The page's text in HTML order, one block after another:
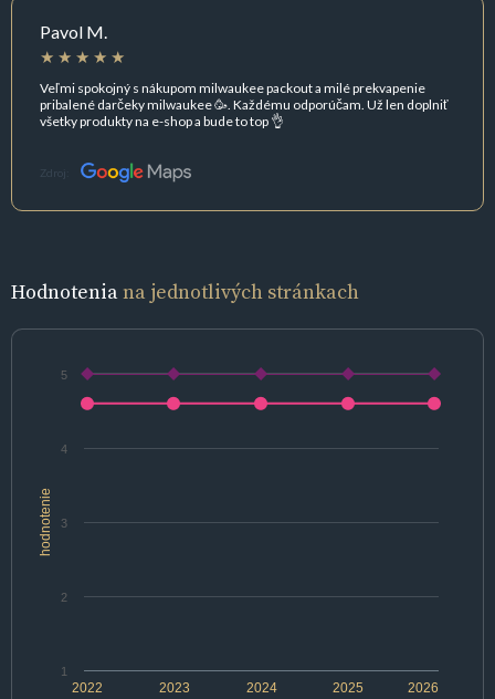
Pavol M.
Veľmi spokojný s nákupom milwaukee packout a milé prekvapenie
pribalené darčeky milwaukee 🥳. Každému odporúčam. Už len doplniť
všetky produkty na e-shop a bude to top 👌
Zdroj:
Hodnoteniana jednotlivých stránkach
hodnotenie
2022 2024 2026
2023 2025
1
2
3
4
5